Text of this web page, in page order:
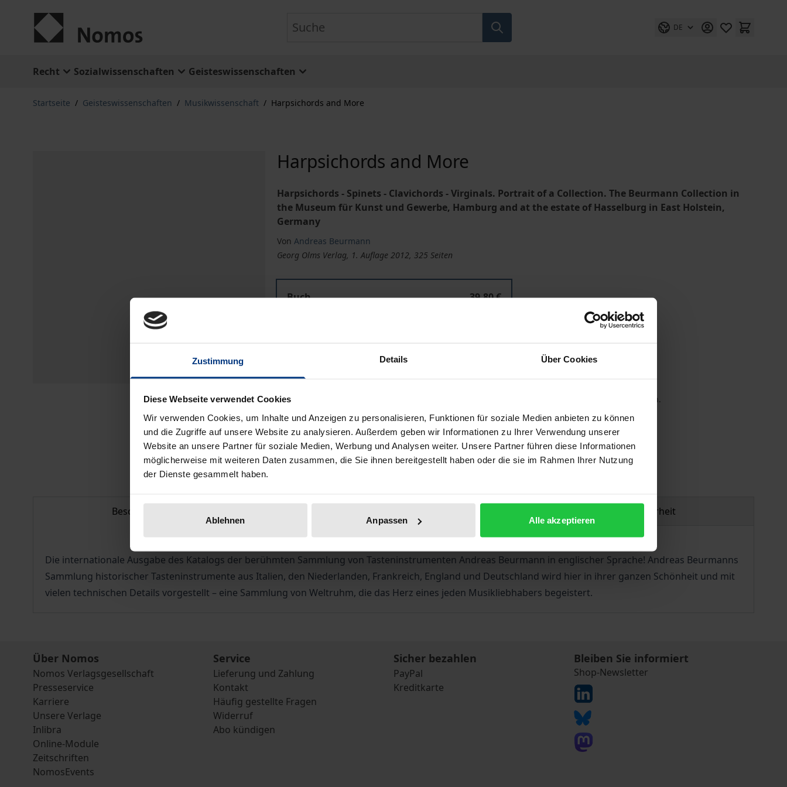
Zustimmung Details Über Cookies
Diese Webseite verwendet Cookies
Wir verwenden Cookies, um Inhalte und Anzeigen zu personalisieren, Funktionen für soziale Medien anbieten zu können
und die Zugriffe auf unsere Website zu analysieren. Außerdem geben wir Informationen zu Ihrer Verwendung unserer
Website an unsere Partner für soziale Medien, Werbung und Analysen weiter. Unsere Partner führen diese Informationen
möglicherweise mit weiteren Daten zusammen, die Sie ihnen bereitgestellt haben oder die sie im Rahmen Ihrer Nutzung
der Dienste gesammelt haben.
Ablehnen Anpassen Alle akzeptieren
DE
Recht Sozialwissenschaften Geisteswissenschaften
Startseite / Geisteswissenschaften / Musikwissenschaft / Harpsichords and More
Harpsichords and More
Harpsichords - Spinets - Clavichords - Virginals. Portrait of a Collection. The Beurmann Collection in
the Museum für Kunst und Gewerbe, Hamburg and at the estate of Hasselburg in East Holstein,
Germany
Von Andreas Beurmann
Georg Olms Verlag, 1. Auflage 2012, 325 Seiten
Buch
39,80 €
unverbindiche Preisempfehlung
Preisangaben inkl. MwSt. Abhängig von der Lieferadresse kann die MwSt. an der Kasse variieren.
In den Warenkorb Zur Wunschliste hinzufügen
Hinweise zu Versandkosten
Beschreibung Produktsicherheit
Die internationale Ausgabe des Katalogs der berühmten Sammlung von Tasteninstrumenten Andreas Beurmann in englischer Sprache! Andreas Beurmanns
Sammlung historischer Tasteninstrumente aus Italien, den Niederlanden, Frankreich, England und Deutschland wird hier in ihrer ganzen Schönheit und mit
vielen technischen Details vorgestellt – eine Sammlung von Weltruhm, die das Herz eines jeden Musikliebhabers begeistert.
Über Nomos
Nomos Verlagsgesellschaft
Presseservice
Karriere
Unsere Verlage
Inlibra
Online-Module
Zeitschriften
NomosEvents
Service
Lieferung und Zahlung
Kontakt
Häufig gestellte Fragen
Widerruf
Abo kündigen
Sicher bezahlen
PayPal
Kreditkarte
Bleiben Sie informiert
Shop-Newsletter